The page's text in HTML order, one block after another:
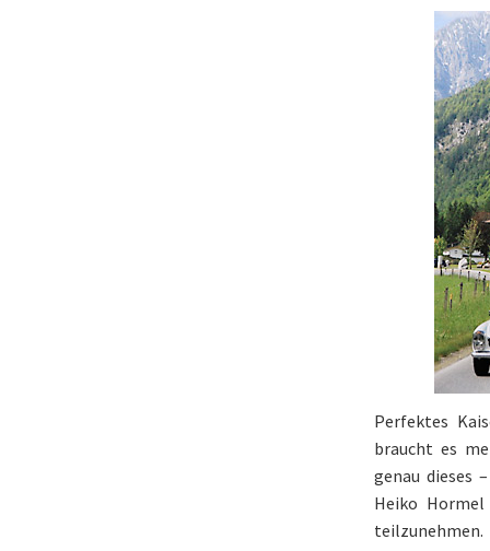
Perfektes
braucht es
genau dieses
Heiko
teilzunehmen.